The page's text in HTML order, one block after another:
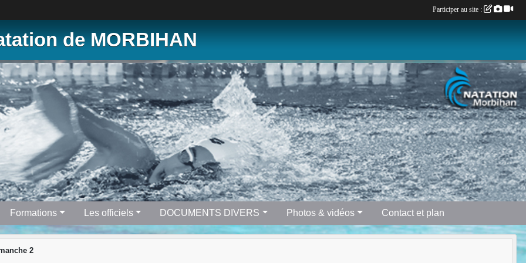
de MORBIHAN
Formations Les officiels DOCUMENTS DIVERS Photos & vidéos Contact et plan
2
Participer au site :